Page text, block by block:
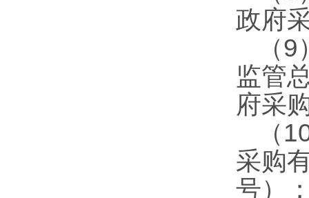
政府
（
监管
府采
（
采购
号）